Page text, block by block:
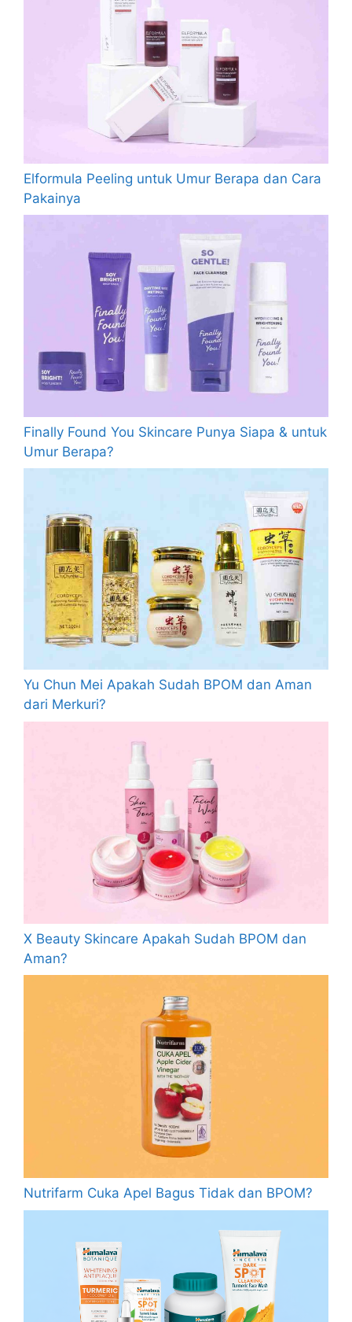
Elformula Peeling untuk Umur Berapa dan Cara
Pakainya
Finally Found You Skincare Punya Siapa & untuk
Umur Berapa?
Yu Chun Mei Apakah Sudah BPOM dan Aman
dari Merkuri?
X Beauty Skincare Apakah Sudah BPOM dan
Aman?
Nutrifarm Cuka Apel Bagus Tidak dan BPOM?